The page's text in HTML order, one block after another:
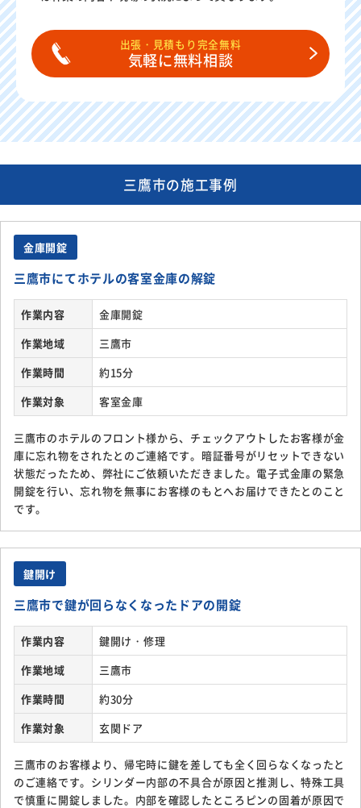
出張・見積もり完全無料
気軽に無料相談
三鷹市の施工事例
金庫開錠
三鷹市にてホテルの客室金庫の解錠
作業内容
金庫開錠
作業地域
三鷹市
作業時間
約15分
作業対象
客室金庫
三鷹市のホテルのフロント様から、チェックアウトしたお客様が金
庫に忘れ物をされたとのご連絡です。暗証番号がリセットできない
状態だったため、弊社にご依頼いただきました。電子式金庫の緊急
開錠を行い、忘れ物を無事にお客様のもとへお届けできたとのこと
です。
鍵開け
三鷹市で鍵が回らなくなったドアの開錠
作業内容
鍵開け・修理
作業地域
三鷹市
作業時間
約30分
作業対象
玄関ドア
三鷹市のお客様より、帰宅時に鍵を差しても全く回らなくなったと
のご連絡です。シリンダー内部の不具合が原因と推測し、特殊工具
で慎重に開錠しました。内部を確認したところピンの固着が原因で